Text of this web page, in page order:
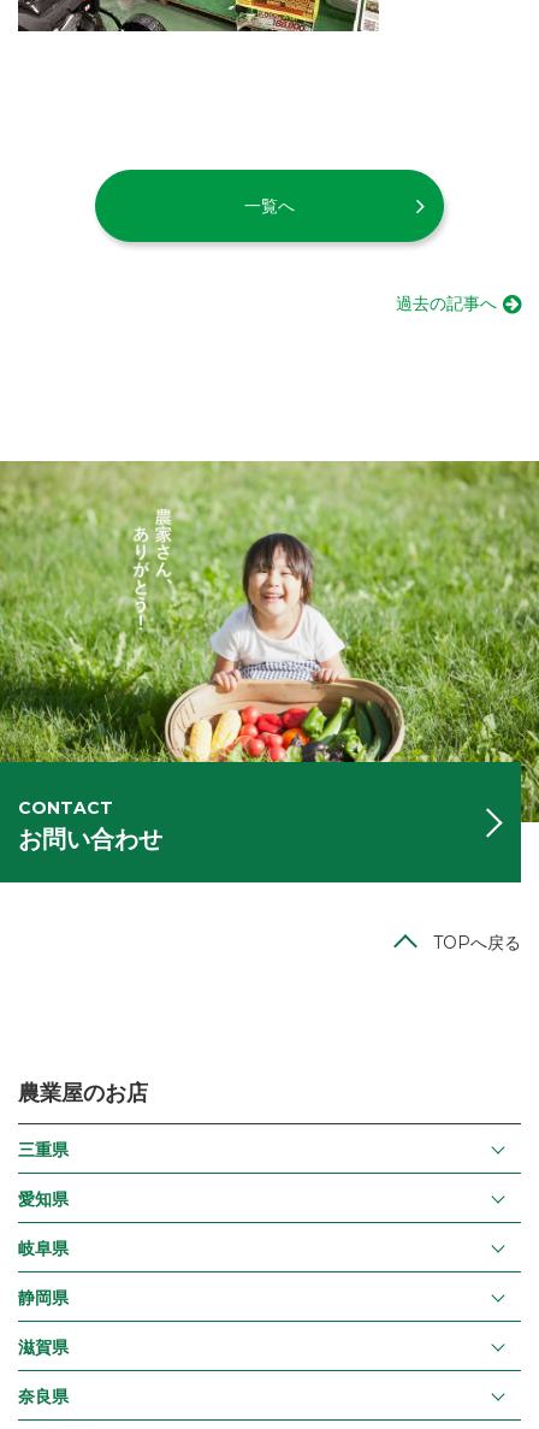
一覧へ
過去の記事へ
CONTACT
お問い合わせ
TOPへ戻る
農業屋のお店
三重県
愛知県
岐阜県
静岡県
滋賀県
奈良県